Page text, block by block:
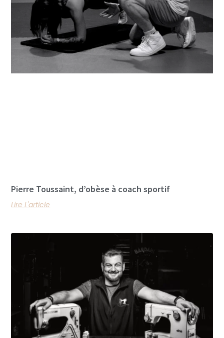
Pierre Toussaint, d’obèse à coach sportif
Lire L'article